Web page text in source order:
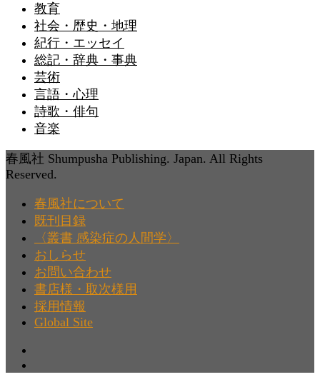
教育
社会・歴史・地理
紀行・エッセイ
総記・辞典・事典
芸術
言語・心理
詩歌・俳句
音楽
春風社 Shumpusha Publishing. Japan. All Rights
Reserved.
春風社について
既刊目録
〈叢書 感染症の人間学〉
おしらせ
お問い合わせ
書店様・取次様用
採用情報
Global Site